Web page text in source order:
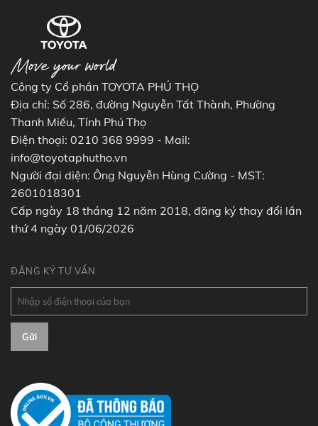
Công ty Cổ phần TOYOTA PHÚ THỌ
Địa chỉ: Số 286, đường Nguyễn Tất Thành, Phường
Thanh Miếu, Tỉnh Phú Thọ
Điện thoại: 0210 368 9999 - Mail:
info@toyotaphutho.vn
Người đại diện: Ông Nguyễn Hùng Cường - MST:
2601018301
Cấp ngày 18 tháng 12 năm 2018, đăng ký thay đổi lần
thứ 4 ngày 01/06/2026
ĐĂNG KÝ TƯ VẤN